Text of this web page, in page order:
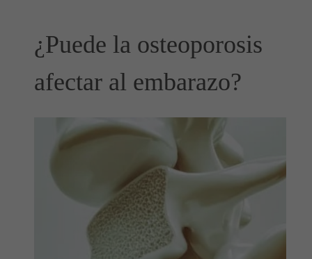
¿Puede la osteoporosis
afectar al embarazo?